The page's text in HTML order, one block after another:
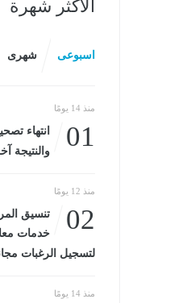
الأكثر شهرة
اسبوعى شهرى
منذ 14 يومًا
01
انتهاء
والنتيجة
منذ 12 يومًا
02
خدمات
لتسجيل الرغبات
منذ 14 يومًا